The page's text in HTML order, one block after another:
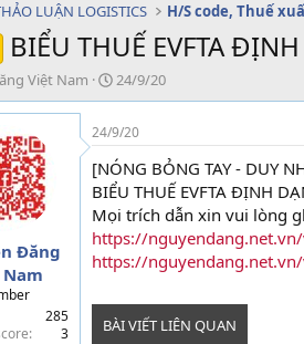
LUẬN LOGISTICS H/S code, Thuế
BIỂU THUẾ EVFTA
Việt Nam
N
g
y
g
ử
i
24/9/20
Đăng
285
3
24/9/20
[NÓNG BỎNG TAY - DUY
BIỂU THUẾ EVFTA ĐỊNH
Mọi trích dẫn xin vui lòng
https://
https://
BÀI VIẾT LIÊN QUAN